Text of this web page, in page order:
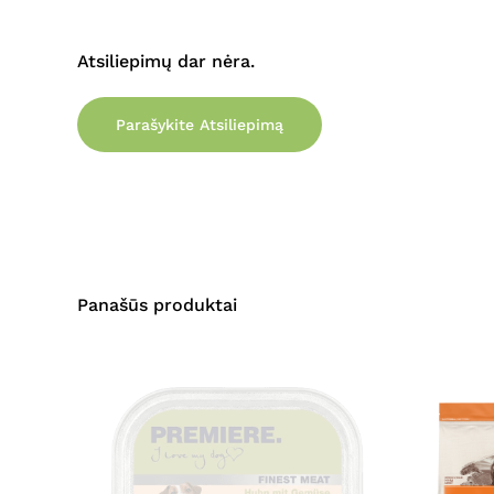
Atsiliepimų dar nėra.
Parašykite Atsiliepimą
Panašūs produktai